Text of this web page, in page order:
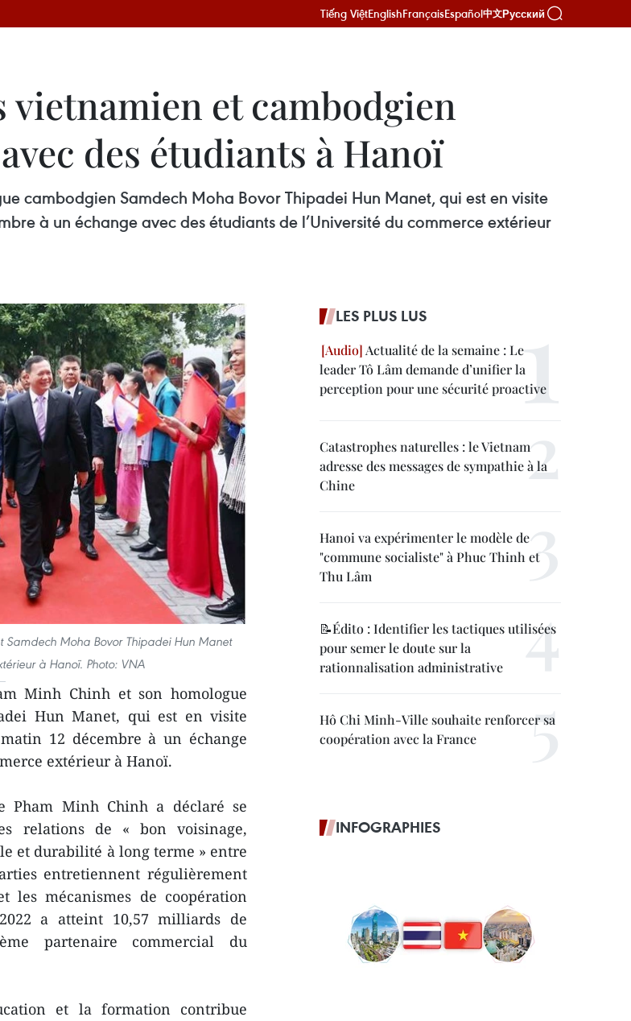
Tiếng ViệtEnglishFrançaisEspañol中文Русский
et cambodgien
des étudiants à Hanoï
cambodgien Samdech Moha Bovor Thipadei Hun Manet, qui est en visite
à un échange avec des étudiants de l’Université du commerce extérieur
Samdech Moha Bovor Thipadei Hun Manet
à Hanoï. Photo: VNA
Minh Chinh et son homologue
Hun Manet, qui est en visite
12 décembre à un échange
extérieur à Hanoï.
Pham Minh Chinh a déclaré se
relations de « bon voisinage,
et durabilité à long terme » entre
entretiennent régulièrement
les mécanismes de coopération
a atteint 10,57 milliards de
partenaire commercial du
et la formation contribue
LES PLUS LUS
Actualité de la semaine : Le
leader Tô Lâm demande d’unifier la
perception pour une sécurité proactive
Catastrophes naturelles : le Vietnam
adresse des messages de sympathie à la
Chine
Hanoi va expérimenter le modèle de
"commune socialiste" à Phuc Thinh et
Thu Lâm
📝Édito : Identifier les tactiques utilisées
pour semer le doute sur la
rationnalisation administrative
Hô Chi Minh-Ville souhaite renforcer sa
coopération avec la France
INFOGRAPHIES